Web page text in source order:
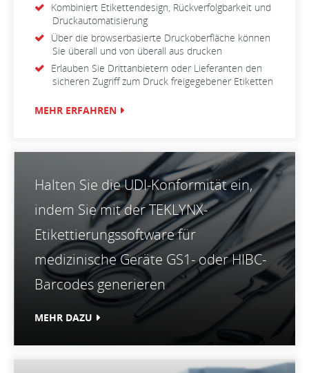
Kombiniert Etikettendesign, Rückverfolgbarkeit und
Druckautomatisierung
Über die browserbasierte Druckoberfläche können
Sie überall und von überall aus drucken
Erlauben Sie Drittanbietern oder Lieferanten den
sicheren Zugriff zum Druck freigegebener Etiketten
MEHR ERFAHREN
Halten Sie die UDI-Konformität ein,
indem Sie mit der TEKLYNX-
Etikettierungssoftware für
medizinische Geräte GS1- oder HIBC-
Barcodes generieren
MEHR DAZU